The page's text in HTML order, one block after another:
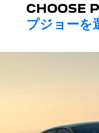
CHOOSE
プジョーを